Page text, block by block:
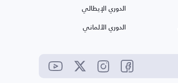
الدوري الإيطالي
الدوري الألماني